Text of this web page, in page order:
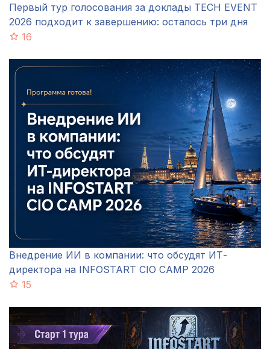
Первый тур голосования за доклады TECH EVENT
2026 подходит к завершению: осталось три дня
16
Внедрение ИИ в компании: что обсудят ИТ-
директора на INFOSTART CIO CAMP 2026
15